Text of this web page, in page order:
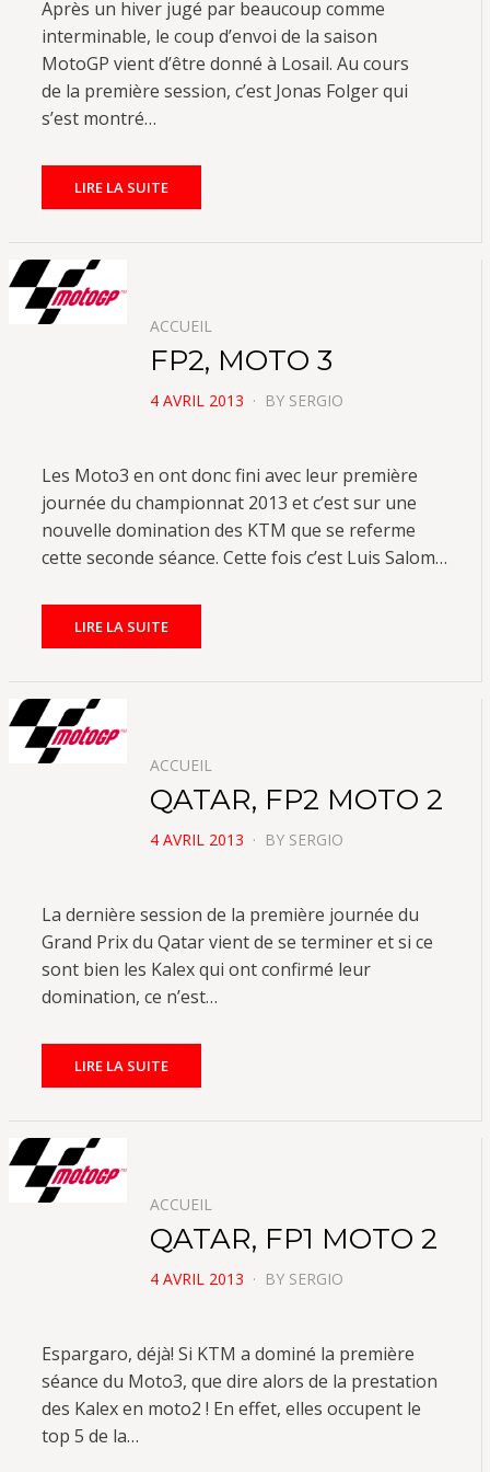
Après un hiver jugé par beaucoup comme
interminable, le coup d’envoi de la saison
MotoGP vient d’être donné à Losail. Au cours
de la première session, c’est Jonas Folger qui
s’est montré…
LIRE LA SUITE
ACCUEIL
FP2, MOTO 3
POSTED
4 AVRIL 2013 BY SERGIO
Les Moto3 en ont donc fini avec leur première
journée du championnat 2013 et c’est sur une
nouvelle domination des KTM que se referme
cette seconde séance. Cette fois c’est Luis Salom…
LIRE LA SUITE
ACCUEIL
QATAR, FP2 MOTO 2
POSTED
4 AVRIL 2013 BY SERGIO
La dernière session de la première journée du
Grand Prix du Qatar vient de se terminer et si ce
sont bien les Kalex qui ont confirmé leur
domination, ce n’est…
LIRE LA SUITE
ACCUEIL
QATAR, FP1 MOTO 2
POSTED
4 AVRIL 2013 BY SERGIO
Espargaro, déjà! Si KTM a dominé la première
séance du Moto3, que dire alors de la prestation
des Kalex en moto2 ! En effet, elles occupent le
top 5 de la…